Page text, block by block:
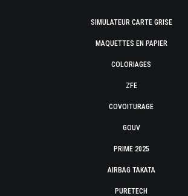
SIMULATEUR CARTE GRISE
MAQUETTES EN PAPIER
COLORIAGES
ZFE
COVOITURAGE
GOUV
PRIME 2025
AIRBAG TAKATA
PURETECH